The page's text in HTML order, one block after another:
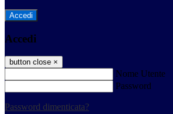
Accedi
Accedi
button close ×
Nome Utente
Password
Password dimenticata?